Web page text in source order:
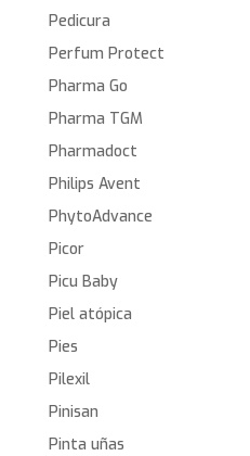
Pedicura
Perfum Protect
Pharma Go
Pharma TGM
Pharmadoct
Philips Avent
PhytoAdvance
Picor
Picu Baby
Piel atópica
Pies
Pilexil
Pinisan
Pinta uñas